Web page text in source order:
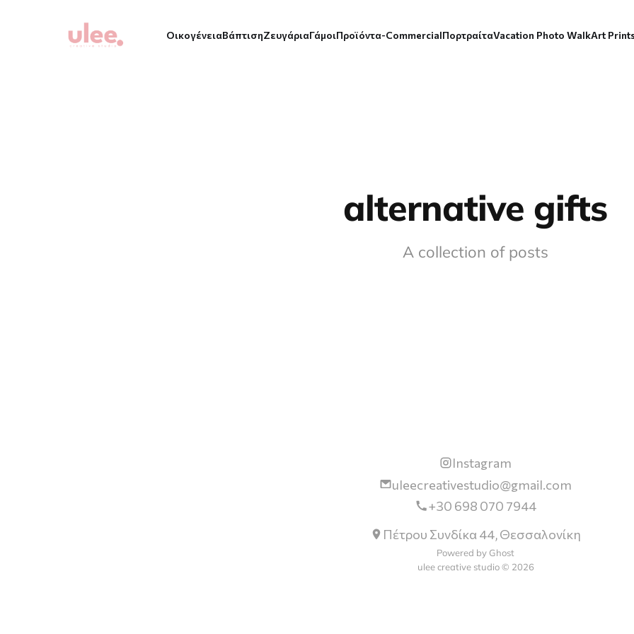
ΟικογένειαΒάπτισηΖευγάριαΓάμοιΠροϊόντα-CommercialΠορτραίταVacation Photo WalkArt
alternative gifts
A collection of posts
Instagram
uleecreativestudio@gmail.com
+30 698 070 7944
Πέτρου Συνδίκα 44, Θεσσαλονίκη
Powered by Ghost
ulee creative studio © 2026